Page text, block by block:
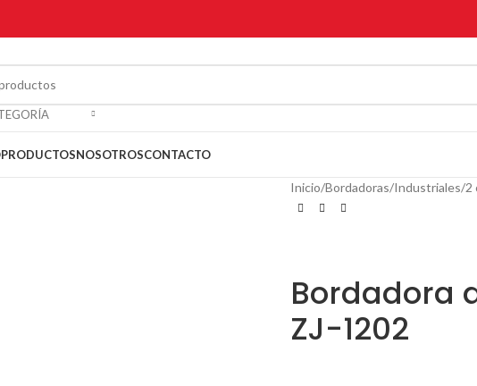
PRODUCTOSNOSOTROSCONTACTO
Inicio Bordadoras Industriales 2
Bordadora
ZJ-1202